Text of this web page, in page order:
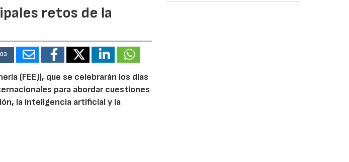
retos de la
(FEEJ), que se celebrarán los días
para abordar cuestiones
la inteligencia artificial y la